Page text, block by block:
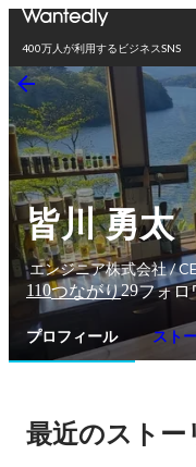
400万人が利用するビジネスSNS
皆川 勇太
エンジニア株式会社 /
110つながり29フォロ
プロフィール スト
最近のストー